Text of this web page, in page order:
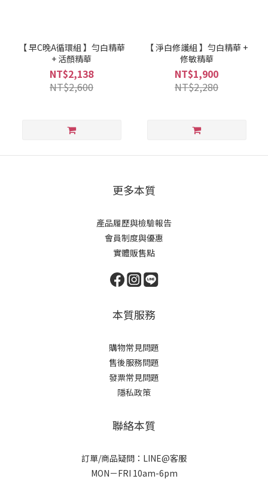
【 早C晚A循環組 】勻白精華
+ 活顏精華
NT$2,138
NT$2,600
【 淨白修護組 】勻白精華 +
修敏精華
NT$1,900
NT$2,280
更多本質
產品履歷與檢驗報告
會員制度與優惠
實體販售點
本質服務
購物常見問題
售後服務問題
發票常見問題
隱私政策
聯絡本質
訂單/商品疑問：LINE@客服
MON－FRI 10am-6pm